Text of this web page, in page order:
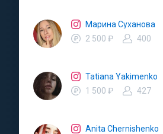
Марина Суханова
2 500 ₽
400
Tatiana Yakimenko
1 500 ₽
427
Anita Chernishenko